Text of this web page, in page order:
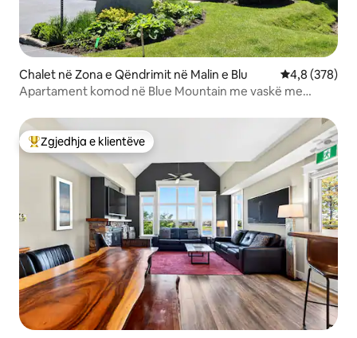
Chalet në Zona e Qëndrimit në Malin e Blu Vlerësimi
4,8 (378)
Apartament komod në Blue Mountain me vaskë me
Më të mirat e zgjedhjeve të klientëve
Zgjedhja e klientëve